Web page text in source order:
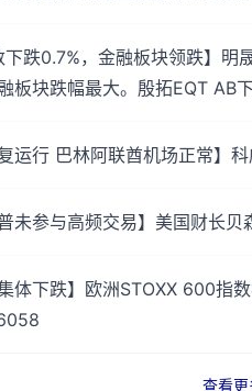
下跌0.7%，金融板块领跌】
板块跌幅最大。殷拓EQT AB
运行 巴林阿联酋机场正常】
未参与高频交易】美国财长
集体下跌】欧洲STOXX 600指
查看